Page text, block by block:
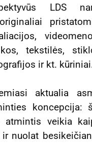
LDS
tekstilės,
ir kt.
aktualia
koncepcija:
atmintis veikia
nuolat